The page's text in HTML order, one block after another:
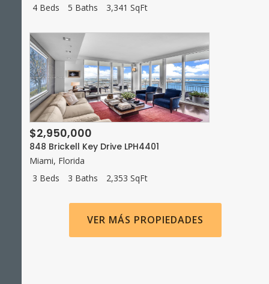
4 Beds
5 Baths 3,341 SqFt
$2,950,000
848 Brickell Key Drive LPH4401
Miami, Florida
3 Beds
3 Baths 2,353 SqFt
VER MÁS PROPIEDADES